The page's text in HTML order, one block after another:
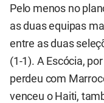
Pelo menos no
as duas equipas
entre as duas
(1-1). A Escócia,
perdeu com
venceu o Haiti,